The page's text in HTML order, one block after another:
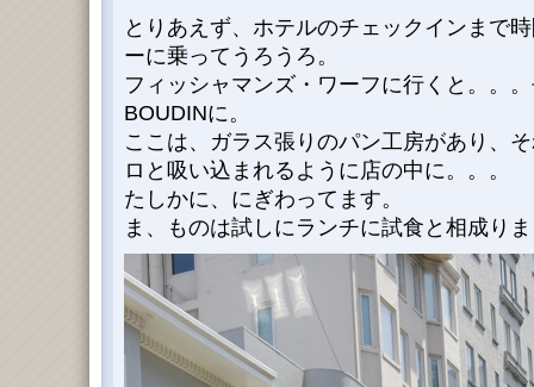
とりあえず、ホテルのチェックインまで
ーに乗ってうろうろ。
フィッシャマンズ・ワーフに行くと。。
BOUDINに。
ここは、ガラス張りのパン工房があり、
ロと吸い込まれるように店の中に。。。
たしかに、にぎわってます。
ま、ものは試しにランチに試食と相成り